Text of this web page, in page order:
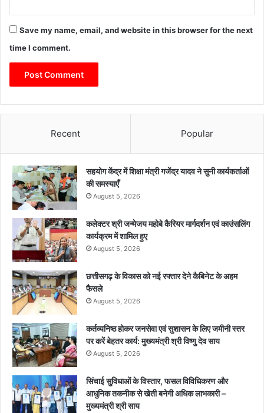
Save my name, email, and website in this browser for the next
time I comment.
Recent Popular
सहयोग केंद्र में शिक्षा मंत्री गजेंद्र यादव ने सुनी कार्यकर्ताओं
की समस्याएँ
August 5, 2026
कलेक्टर श्री जन्मेजय महोबे कैरियर मार्गदर्शन एवं काउंसलिंग
कार्यक्रम में शामिल हुए
August 5, 2026
छत्तीसगढ़ के विकास को नई रफ्तार देने कैबिनेट के अहम
फैसले
August 5, 2026
कर्तव्यनिष्ठ होकर जनसेवा एवं सुशासन के लिए जमीनी स्तर
पर करें बेहतर कार्य: मुख्यमंत्री श्री विष्णु देव साय
August 5, 2026
सिंचाई सुविधाओं के विस्तार, फसल विविधिकरण और
आधुनिक तकनीक से खेती बनेगी अधिक लाभकारी –
मुख्यमंत्री श्री साय